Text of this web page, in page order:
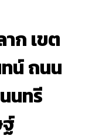
ก เขต
น์ ถนน
นทรี